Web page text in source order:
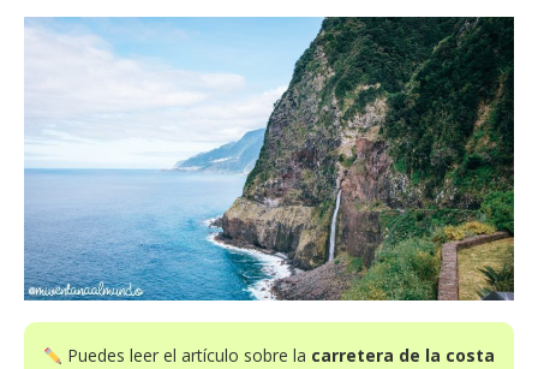
Puedes leer el artículo sobre la carretera de la costa